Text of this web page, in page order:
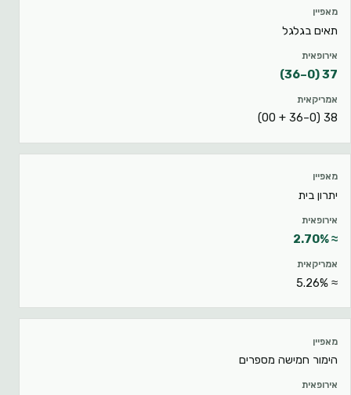
אירופאית
אמריקאית
תאים בגלגל
37 (0–36)
38 (0–36 + 00)
יתרון בית
≈ 2.70%
≈ 5.26%
הימור חמישה מספרים